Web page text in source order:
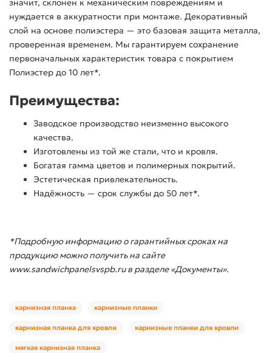
значит, склонен к механическим повреждениям и
нуждается в аккуратности при монтаже. Декоративный
слой на основе полиэстера — это базовая защита металла,
проверенная временем. Мы гарантируем сохранение
первоначальных характеристик товара с покрытием
Полиэстер до 10 лет*.
Преимущества:
Заводское производство неизменно высокого
качества.
Изготовлены из той же стали, что и кровля.
Богатая гамма цветов и полимерных покрытий.
Эстетическая привлекательность.
Надёжность — срок службы до 50 лет*.
*Подробную информацию о гарантийных сроках на
продукцию можно получить на сайте
www.sandwichpanelsvspb.ru в разделе «Документы».
карнизная планка карнизные планки
карнизная планка для кровли карнизные планки для кровли
мягкая карнизная планка